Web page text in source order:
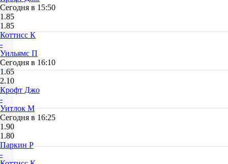
Сегодня в 15:50
1.85
1.85
Коттисс К
-
Уильямс П
Сегодня в 16:10
1.65
2.10
Крофт Джо
-
Уитлок М
Сегодня в 16:25
1.90
1.80
Паркин Р
-